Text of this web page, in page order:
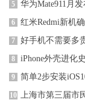
5 华为Mate911月
6 红米Redmi新机
7 好手机不需要多
8 iPhone外壳进化
9 简单2步安装
10 上海市第三届市